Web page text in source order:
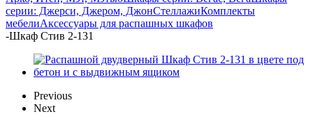
серии: Джерси, Джером, ДжонСтеллажиКомплекты
мебелиАксессуары для распашных шкафов
-Шкаф Стив 2-131
Previous
Next